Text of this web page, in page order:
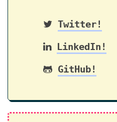
Twitter!
LinkedIn!
GitHub!